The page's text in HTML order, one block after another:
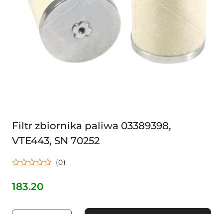
Filtr zbiornika paliwa 03389398,
VTE443, SN 70252
(0)
Cena:
183.20